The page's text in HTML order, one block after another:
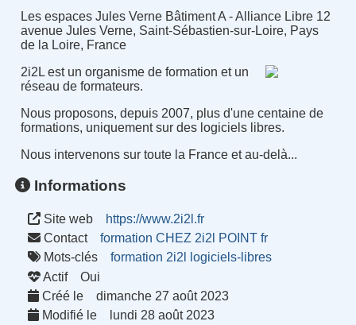
Les espaces Jules Verne Bâtiment A - Alliance Libre 12
avenue Jules Verne, Saint-Sébastien-sur-Loire, Pays
de la Loire, France
2i2L est un organisme de formation et un
réseau de formateurs.
Nous proposons, depuis 2007, plus d'une centaine de
formations, uniquement sur des logiciels libres.
Nous intervenons sur toute la France et au-delà...
Informations
Site web
https://www.2i2l.fr
Contact
formation CHEZ 2i2l POINT fr
Mots-clés
formation 2i2l
logiciels-libres
Actif
Oui
Créé le
dimanche 27 août 2023
Modifié le
lundi 28 août 2023